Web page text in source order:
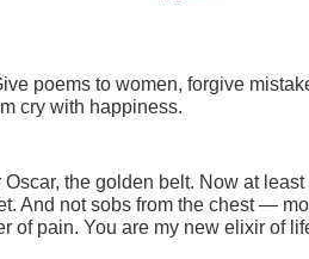
poems to women, forgive
cry with happiness.
the golden belt. Now at
And not sobs from the chest —
pain. You are my new elixir of